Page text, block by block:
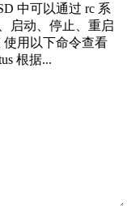
中可以通过 rc 系
启动、停止、重启
使用以下命令查看
根据...